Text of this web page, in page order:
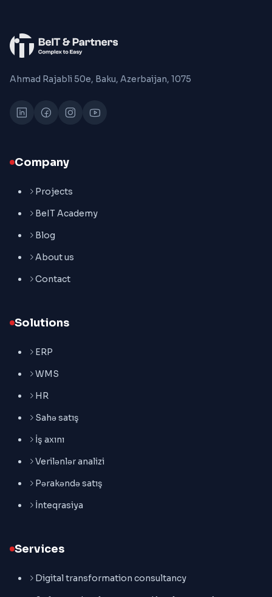
Ahmad Rajabli 50e, Baku, Azerbaijan, 1075
Company
Projects
BeIT Academy
Blog
About us
Contact
Solutions
ERP
WMS
HR
Sahə satış
İş axını
Verilənlər analizi
Pərakəndə satış
İnteqrasiya
Services
Digital transformation consultancy